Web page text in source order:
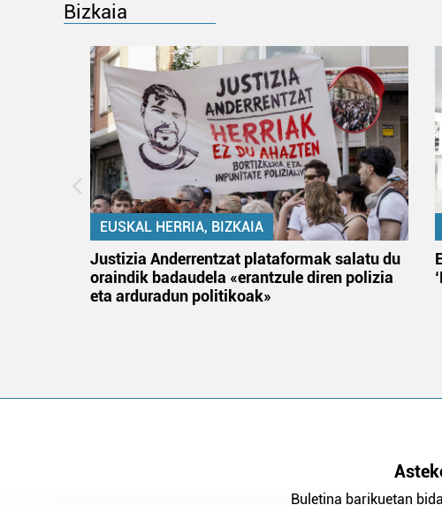
Bizkaia
EUSKAL HERRIA, BIZKAIA
Justizia Anderrentzat plataformak salatu du
oraindik badaudela «erantzule diren polizia
eta arduradun politikoak»
Buletina barikuetan